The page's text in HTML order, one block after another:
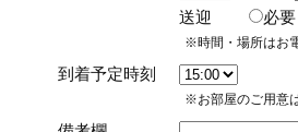
送迎
※時間・場所はお
到着予定時刻
※お部屋のご用意